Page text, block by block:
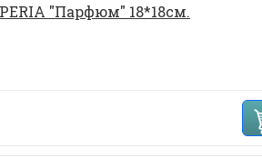
"Парфюм" 18*18см.